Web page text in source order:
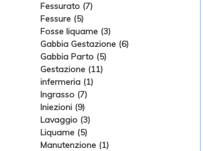
Fessurato (7)
Fessure (5)
Fosse liquame (3)
Gabbia Gestazione (6)
Gabbia Parto (5)
Gestazione (11)
infermeria (1)
Ingrasso (7)
Iniezioni (9)
Lavaggio (3)
Liquame (5)
Manutenzione (1)